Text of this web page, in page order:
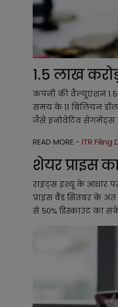
1.5 लाख
कंपनी की वैल्यूएशन
समय के 11 बिलियन
जैसे इनोवेटिव सेगमेंट्स
READ MORE - ITR
शेयर प्राइस
राइट्स इश्यू के आधार
प्राइस बैंड सितंबर के अंत
से 50% डिस्काउंट का